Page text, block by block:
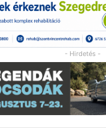
- Hirdetés -